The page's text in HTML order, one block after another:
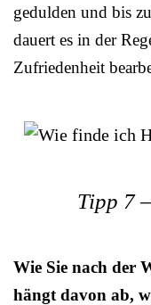
gedulden und bis
dauert es in der
Zufriedenheit
Tipp 7
Wie Sie nach der
hängt davon ab,